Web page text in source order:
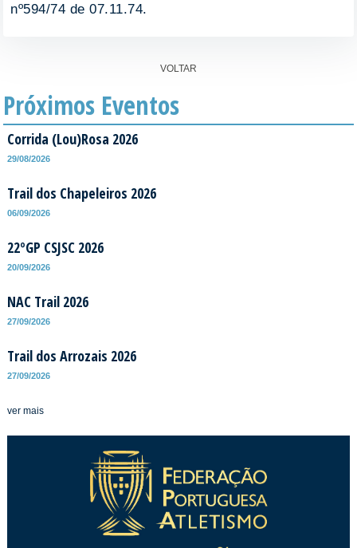
nº594/74 de 07.11.74.
VOLTAR
Próximos Eventos
Corrida (Lou)Rosa 2026
29/08/2026
Trail dos Chapeleiros 2026
06/09/2026
22ºGP CSJSC 2026
20/09/2026
NAC Trail 2026
27/09/2026
Trail dos Arrozais 2026
27/09/2026
ver mais